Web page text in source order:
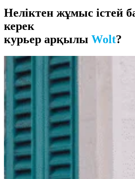
Неліктен жұмыс істей
керек
курьер арқылы Wolt?